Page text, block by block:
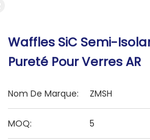
Waffles SiC Semi-
Pureté Pour Verres AR
Nom De Marque: ZMSH
MOQ: 5